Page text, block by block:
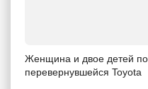
Женщина и двое детей
перевернувшейся Toyota